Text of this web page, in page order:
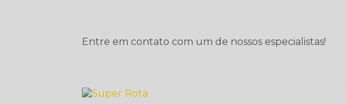
Entre em contato com um de nossos especialistas!